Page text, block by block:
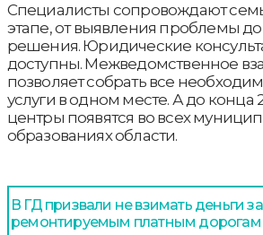
Специалисты сопровождают
этапе, от выявления проблемы
решения. Юридические
доступны. Межведомственное
позволяет собрать все
услуги в одном месте. А до конца
центры появятся во всех
образованиях области.
В ГД призвали не взимать деньги
ремонтируемым платным дорогам